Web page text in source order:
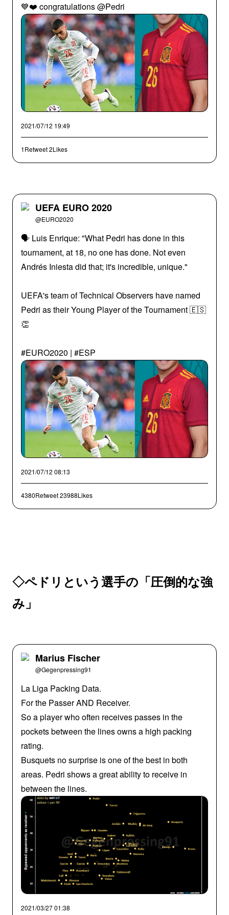
💙❤️ congratulations @Pedri
2021/07/12 19:49
1Retweet2Likes
UEFA EURO 2020
@EURO2020
🗣️ Luis Enrique: "What Pedri has done in this
tournament, at 18, no one has done. Not even
Andrés Iniesta did that; it's incredible, unique."
UEFA's team of Technical Observers have named
Pedri as their Young Player of the Tournament 🇪🇸
👏
#EURO2020 | #ESP
2021/07/12 08:13
4380Retweet23988Likes
◇ペドリという選手の「圧倒的な強
み」
Marius Fischer
@Gegenpressing91
La Liga Packing Data.
For the Passer AND Receiver.
So a player who often receives passes in the
pockets between the lines owns a high packing
rating.
Busquets no surprise is one of the best in both
areas. Pedri shows a great ability to receive in
between the lines.
2021/03/27 01:38